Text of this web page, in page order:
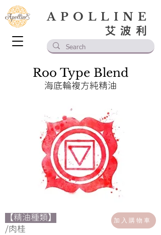
艾波利
APOLLINE
Roo Type Blend
海底輪複方純精油
【精油種類】
/肉桂
加入購物車